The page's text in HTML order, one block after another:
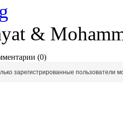
&
(0)
зарегистрированные пользователи